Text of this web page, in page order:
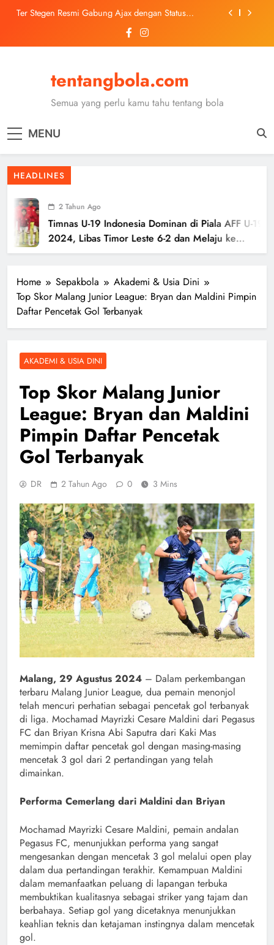
SkipTer Stegen Resmi Gabung Ajax dengan Status
Trabzonspor Mulai Negosiasi Mohamed Salah, Tes
Medis Dijadwalkan 5 Agustus
2026, Siap Tatap Putaran Provinsi
Kerolin Resmi Gabung Barcelona, Transfer
Dilaporkan Pecahkan Rekor Penjualan WSL
Pinjaman dari Barcelona
Trabzonspor Mulai Negosiasi Mohamed Salah, Tes
Medis Dijadwalkan 5 Agustus
Malang United U-13 Juara Piala Soeratin Kota Malang
2026, Siap Tatap Putaran Provinsi
tentangbola.com
Semua yang perlu kamu tahu tentang bola
MENU
HEADLINES
2 Tahun Ago
Timnas U-19 Indonesia Dominan di Piala AFF U-19
2024, Libas Timor Leste 6-2 dan Melaju ke
Semifinal
Home Sepakbola
Akademi & Usia Dini
Top Skor Malang Junior League: Bryan dan Maldini Pimpin
Daftar Pencetak Gol Terbanyak
AKADEMI & USIA DINI
Top Skor Malang Junior
League: Bryan dan Maldini
Pimpin Daftar Pencetak
Gol Terbanyak
DR 2 Tahun Ago 0 3 Mins
Malang, 29 Agustus 2024 – Dalam perkembangan
terbaru Malang Junior League, dua pemain menonjol
telah mencuri perhatian sebagai pencetak gol terbanyak
di liga. Mochamad Mayrizki Cesare Maldini dari Pegasus
FC dan Briyan Krisna Abi Saputra dari Kaki Mas
memimpin daftar pencetak gol dengan masing-masing
mencetak 3 gol dari 2 pertandingan yang telah
dimainkan.
Performa Cemerlang dari Maldini dan Briyan
Mochamad Mayrizki Cesare Maldini, pemain andalan
Pegasus FC, menunjukkan performa yang sangat
mengesankan dengan mencetak 3 gol melalui open play
dalam dua pertandingan terakhir. Kemampuan Maldini
dalam memanfaatkan peluang di lapangan terbuka
membuktikan kualitasnya sebagai striker yang tajam dan
berbahaya. Setiap gol yang dicetaknya menunjukkan
keahlian teknis dan ketajaman instingnya dalam mencetak
gol.